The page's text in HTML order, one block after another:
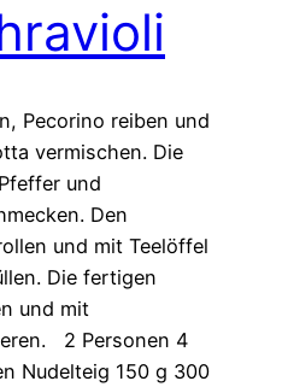
Pecorino reiben und
vermischen. Die
und
Den
und mit Teelöffel
Die fertigen
und mit
2 Personen 4
Nudelteig 150 g 300